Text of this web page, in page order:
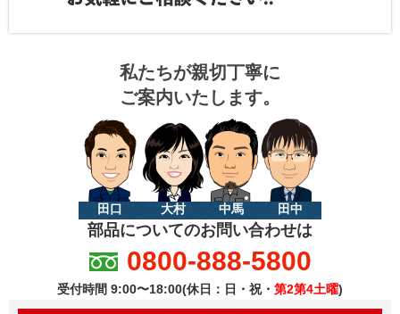
私たちが親切丁寧に
ご案内いたします。
田口 大村 中馬 田中
部品についてのお問い合わせは
0800-888-5800
受付時間 9:00〜18:00(休日：日・祝・ 第2第4土曜)